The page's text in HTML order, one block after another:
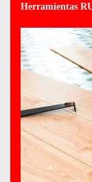
Herramientas